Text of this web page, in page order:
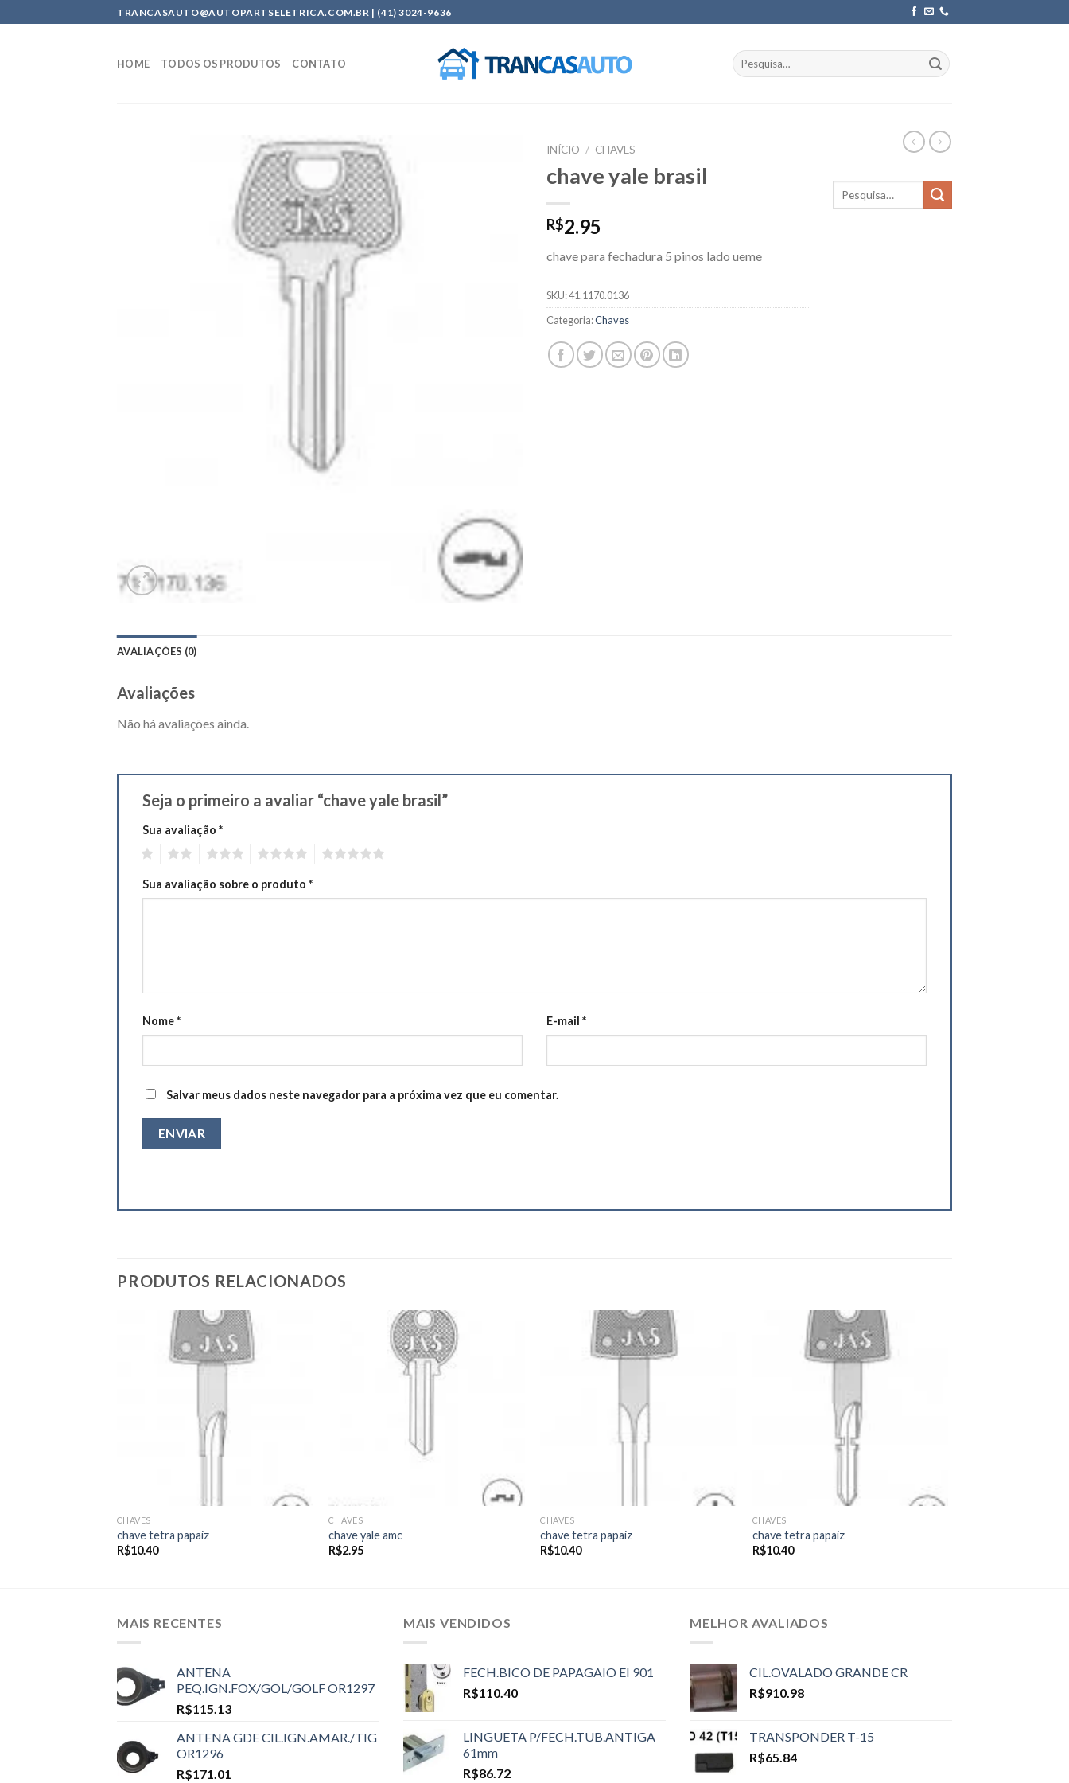
to
TRANCASAUTO@AUTOPARTSELETRICA.COM.BR | (41) 3024-9636
HOME TODOS OS PRODUTOS CONTATO
Pesquisar
por:
INÍCIO / CHAVES
chave yale brasil
R$2.95
chave para fechadura 5 pinos lado ueme
SKU:41.1170.0136
Categoria:Chaves
AVALIAÇÕES (0)
Avaliações
Não há avaliações ainda.
Seja o primeiro a avaliar “chave yale brasil”
Sua avaliação *
Sua avaliação sobre o produto *
Nome* E-mail *
Salvar meus dados neste navegador para a próxima vez que eu comentar.
PRODUTOS RELACIONADOS
CHAVES
chave tetra papaiz
R$10.40
CHAVES
chave yale amc
R$2.95
CHAVES
chave tetra papaiz
R$10.40
CHAVES
chave tetra papaiz
R$10.40
MAIS RECENTES
ANTENA
PEQ.IGN.FOX/GOL/GOLF OR1297
R$115.13
ANTENA GDE CIL.IGN.AMAR./TIG
OR1296
R$171.01
MAIS VENDIDOS
FECH.BICO DE PAPAGAIO EI 901
R$110.40
LINGUETA P/FECH.TUB.ANTIGA
61mm
R$86.72
MELHOR AVALIADOS
CIL.OVALADO GRANDE CR
R$910.98
TRANSPONDER T-15
R$65.84